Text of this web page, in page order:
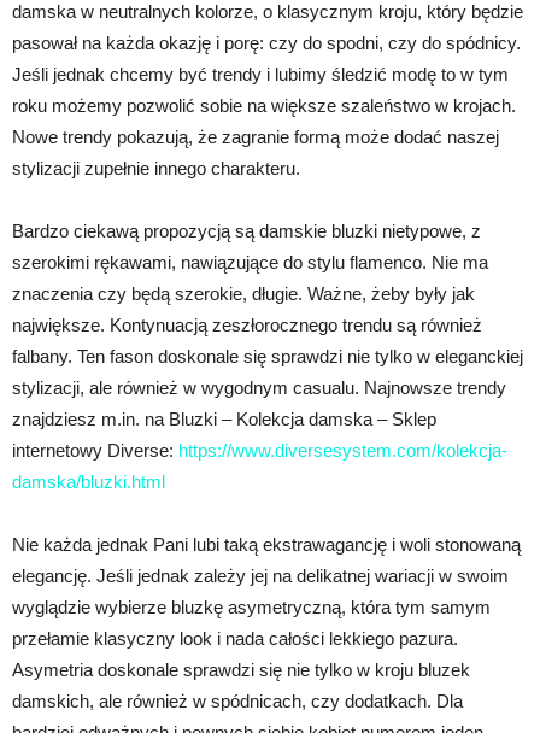
damska w neutralnych kolorze, o klasycznym kroju, który będzie
pasował na każda okazję i porę: czy do spodni, czy do spódnicy.
Jeśli jednak chcemy być trendy i lubimy śledzić modę to w tym
roku możemy pozwolić sobie na większe szaleństwo w krojach.
Nowe trendy pokazują, że zagranie formą może dodać naszej
stylizacji zupełnie innego charakteru.
Bardzo ciekawą propozycją są damskie bluzki nietypowe, z
szerokimi rękawami, nawiązujące do stylu flamenco. Nie ma
znaczenia czy będą szerokie, długie. Ważne, żeby były jak
największe. Kontynuacją zeszłorocznego trendu są również
falbany. Ten fason doskonale się sprawdzi nie tylko w eleganckiej
stylizacji, ale również w wygodnym casualu. Najnowsze trendy
znajdziesz m.in. na Bluzki – Kolekcja damska – Sklep
internetowy Diverse: https://www.diversesystem.com/kolekcja-
damska/bluzki.html
Nie każda jednak Pani lubi taką ekstrawagancję i woli stonowaną
elegancję. Jeśli jednak zależy jej na delikatnej wariacji w swoim
wyglądzie wybierze bluzkę asymetryczną, która tym samym
przełamie klasyczny look i nada całości lekkiego pazura.
Asymetria doskonale sprawdzi się nie tylko w kroju bluzek
damskich, ale również w spódnicach, czy dodatkach. Dla